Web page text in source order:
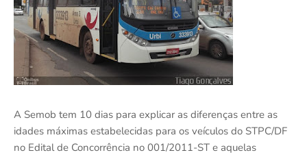
A Semob tem 10 dias para explicar as diferenças entre as
idades máximas estabelecidas para os veículos do STPC/DF
no Edital de Concorrência no 001/2011-ST e aquelas